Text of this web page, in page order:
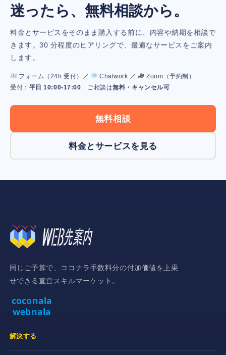
迷ったら、無料相談から。
料金とサービスをそのまま購入する前に、内容や納期を相談で
きます。30 分程度のヒアリングで、最適なサービスをご案内
します。
フォーム（24h 受付）／ Chatwork ／
Zoom（予約制）
受付： 平日 10:00-17:00 ご相談は無料・キャンセル可
無料相談
料金とサービスを見る
同じご予算で、ココナラ手数料分の付加価値を上乗
せできる直営スキルマーケット。
coconala
webnala
解決する